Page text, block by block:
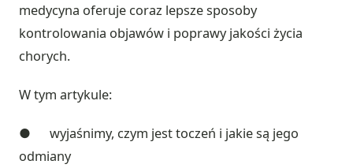
medycyna oferuje coraz lepsze sposoby
kontrolowania objawów i poprawy jakości życia
chorych.
W tym artykule:
● wyjaśnimy, czym jest toczeń i jakie są jego
odmiany